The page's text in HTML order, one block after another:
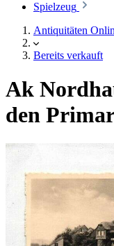
Spielzeug
Antiquitäten
Bereits verkauft
Ak
den